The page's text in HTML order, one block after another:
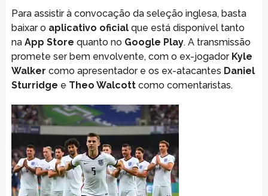
Para assistir à convocação da seleção inglesa, basta
baixar o aplicativo oficialque está disponível tanto
na App Store quanto no Google Play. A transmissão
promete ser bem envolvente, com o ex-jogador Kyle
Walker como apresentador e os ex-atacantes Daniel
Sturridge e Theo Walcottcomo comentaristas.